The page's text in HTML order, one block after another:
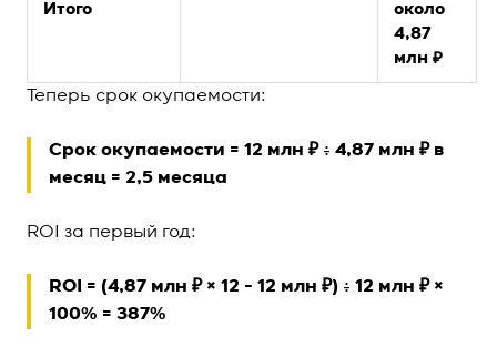
Итого
около
4,87
млн ₽
Теперь срок окупаемости:
Срок окупаемости = 12 млн ₽ ÷ 4,87 млн ₽ в
месяц = 2,5 месяца
ROI за первый год:
ROI = (4,87 млн ₽ × 12 − 12 млн ₽) ÷ 12 млн ₽ ×
100% = 387%